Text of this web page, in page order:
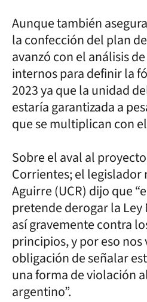
Aunque también
la confección del plan
avanzó con el análisis
internos para definir la
2023 ya que la unidad
estaría garantizada a
que se multiplican con
Sobre el aval al
Corrientes; el legislador
Aguirre (UCR) dijo que
pretende derogar la Ley
así gravemente contra
principios, y por eso nos
obligación de señalar
una forma de violación
argentino”.